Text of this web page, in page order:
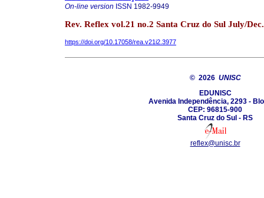
On-line version ISSN 1982-9949
Rev. Reflex vol.21 no.2 Santa Cruz do Sul July/
https://doi.org/10.17058/rea.v21i2.3977
© 2026 UNISC
EDUNISC
Avenida Independência, 2293 -
CEP: 96815-900
Santa Cruz do Sul - RS
reflex@unisc.br